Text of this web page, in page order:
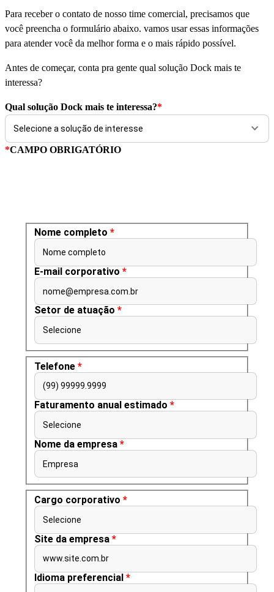
Para receber o contato de nosso time comercial, precisamos que
você preencha o formulário abaixo. vamos usar essas informações
para atender você da melhor forma e o mais rápido possível.
Antes de começar, conta pra gente qual solução Dock mais te
interessa?
Qual solução Dock mais te interessa?*
*CAMPO OBRIGATÓRIO
Nome completo *
Nome completo
E-mail corporativo *
nome@empresa.com.br
Setor de atuação *
Selecione
Telefone *
(99) 99999.9999
Faturamento anual estimado *
Selecione
Nome da empresa *
Empresa
Cargo corporativo *
Selecione
Site da empresa *
www.site.com.br
Idioma preferencial *